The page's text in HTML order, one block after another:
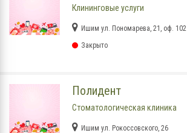
Клининговые услуги
Ишим ул. Пономарева, 21, оф. 102
Закрыто
Полидент
Стоматологическая клиника
Ишим ул. Рокоссовского, 26